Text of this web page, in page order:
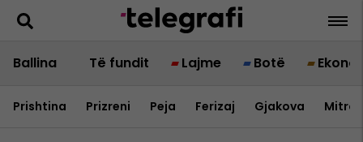
Ballina Të fundit Lajme Botë
Prishtina Prizreni Peja Ferizaj Gjakova